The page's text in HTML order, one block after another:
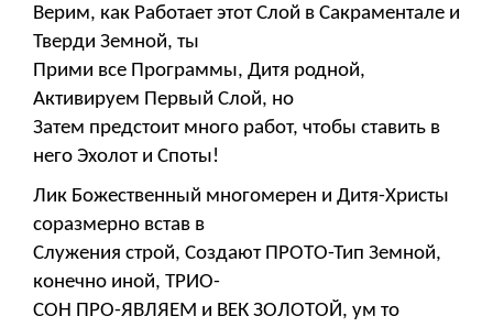
Верим, как Работает этот Слой в Сакраментале и
Тверди Земной, ты
Прими все Программы, Дитя родной,
Активируем Первый Слой, но
Затем предстоит много работ, чтобы ставить в
него Эхолот и Споты!
Лик Божественный многомерен и Дитя-Христы
соразмерно встав в
Служения строй, Создают ПРОТО-Тип Земной,
конечно иной, ТРИО-
СОН ПРО-ЯВЛЯЕМ и ВЕК ЗОЛОТОЙ, ум то